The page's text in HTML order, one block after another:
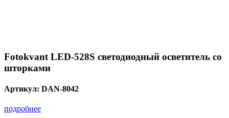
Fotokvant LED-528S светодиодный осветитель со
шторками
Артикул: DAN-8042
подробнее